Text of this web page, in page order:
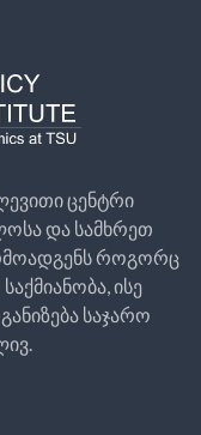
ცენტრი
და სამხრეთ
როგორც
ისე
საჯარო